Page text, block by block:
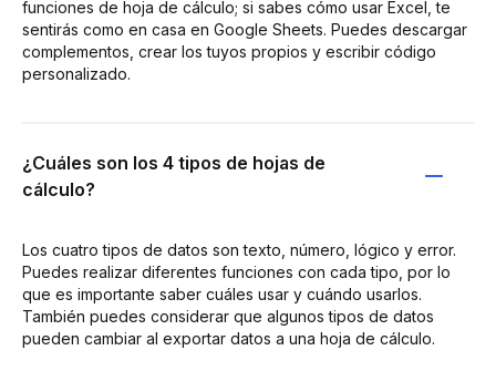
funciones de hoja de cálculo; si sabes cómo usar Excel, te
sentirás como en casa en Google Sheets. Puedes descargar
complementos, crear los tuyos propios y escribir código
personalizado.
¿Cuáles son los 4 tipos de hojas de
cálculo?
Los cuatro tipos de datos son texto, número, lógico y error.
Puedes realizar diferentes funciones con cada tipo, por lo
que es importante saber cuáles usar y cuándo usarlos.
También puedes considerar que algunos tipos de datos
pueden cambiar al exportar datos a una hoja de cálculo.